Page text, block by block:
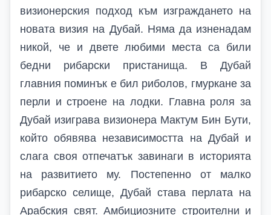
визионерския подход към изграждането на
новата визия на Дубай. Няма да изненадам
никой, че и двете любими места са били
бедни рибарски пристанища. В Дубай
главния поминък е бил риболов, гмуркане за
перли и строене на лодки. Главна роля за
Дубай изиграва визионера Мактум Бин Бути,
който обявява независимостта на Дубай и
слага своя отпечатък завинаги в историята
на развитието му. Постепенно от малко
рибарско селище, Дубай става перлата на
Арабския свят. Амбициозните строителни и